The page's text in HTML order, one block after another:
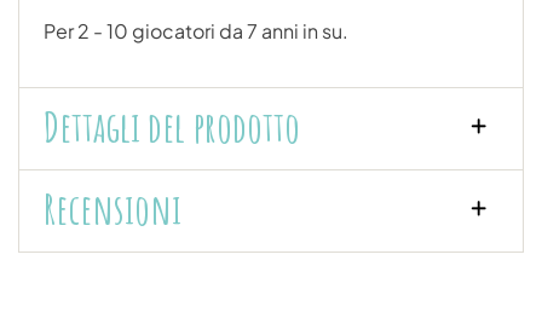
Per 2 - 10 giocatori da 7 anni in su.
Dettagli del prodotto
Recensioni